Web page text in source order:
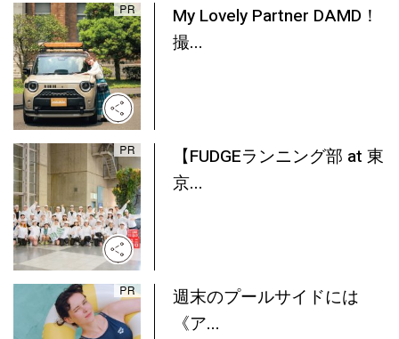
My Lovely Partner DAMD！
撮...
【FUDGEランニング部 at 東
京...
週末のプールサイドには
《ア...